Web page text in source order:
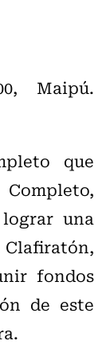
Maipú.
que
lograr una
Clafiratón,
fondos
de este